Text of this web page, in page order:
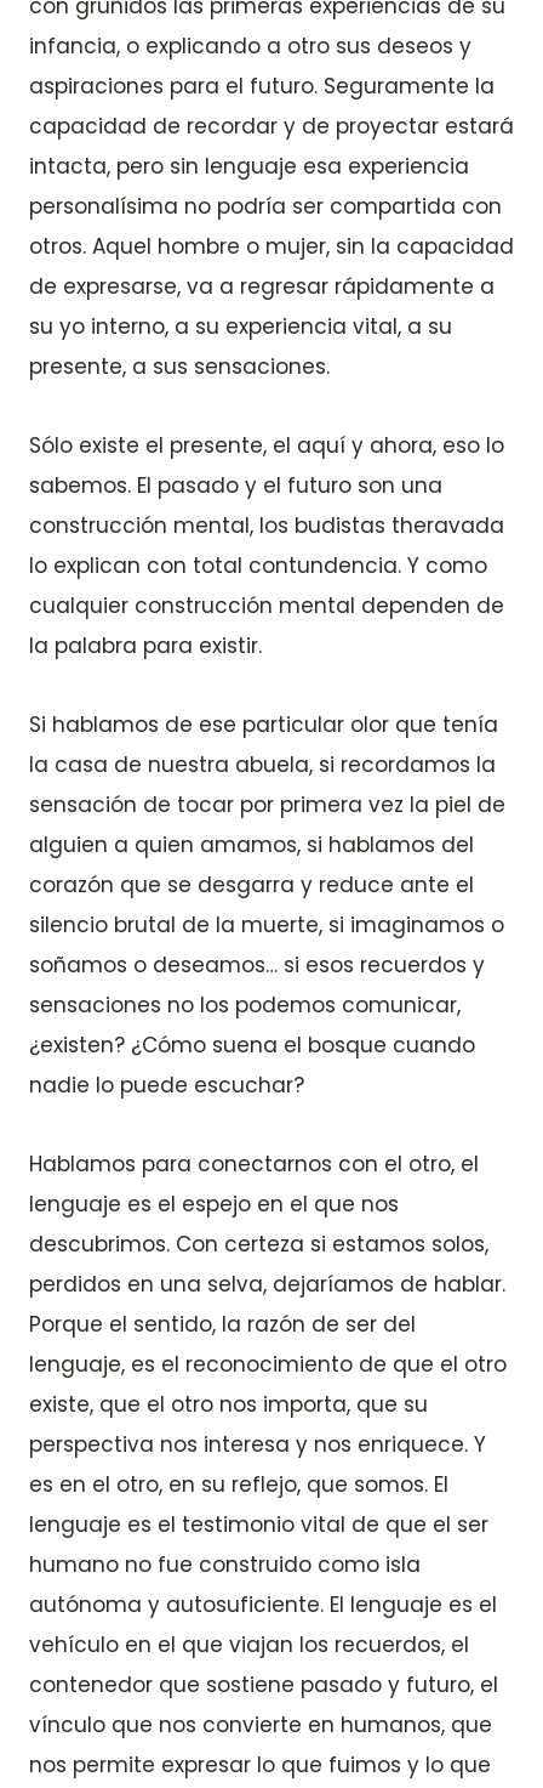
infancia, o explicando a otro sus deseos y
aspiraciones para el futuro. Seguramente la
capacidad de recordar y de proyectar estará
intacta, pero sin lenguaje esa experiencia
personalísima no podría ser compartida con
otros. Aquel hombre o mujer, sin la capacidad
de expresarse, va a regresar rápidamente a
su yo interno, a su experiencia vital, a su
presente, a sus sensaciones.
Sólo existe el presente, el aquí y ahora, eso lo
sabemos. El pasado y el futuro son una
construcción mental, los budistas theravada
lo explican con total contundencia. Y como
cualquier construcción mental dependen de
la palabra para existir.
Si hablamos de ese particular olor que tenía
la casa de nuestra abuela, si recordamos la
sensación de tocar por primera vez la piel de
alguien a quien amamos, si hablamos del
corazón que se desgarra y reduce ante el
silencio brutal de la muerte, si imaginamos o
soñamos o deseamos… si esos recuerdos y
sensaciones no los podemos comunicar,
¿existen? ¿Cómo suena el bosque cuando
nadie lo puede escuchar?
Hablamos para conectarnos con el otro, el
lenguaje es el espejo en el que nos
descubrimos. Con certeza si estamos solos,
perdidos en una selva, dejaríamos de hablar.
Porque el sentido, la razón de ser del
lenguaje, es el reconocimiento de que el otro
existe, que el otro nos importa, que su
perspectiva nos interesa y nos enriquece. Y
es en el otro, en su reflejo, que somos. El
lenguaje es el testimonio vital de que el ser
humano no fue construido como isla
autónoma y autosuficiente. El lenguaje es el
vehículo en el que viajan los recuerdos, el
contenedor que sostiene pasado y futuro, el
vínculo que nos convierte en humanos, que
nos permite expresar lo que fuimos y lo que